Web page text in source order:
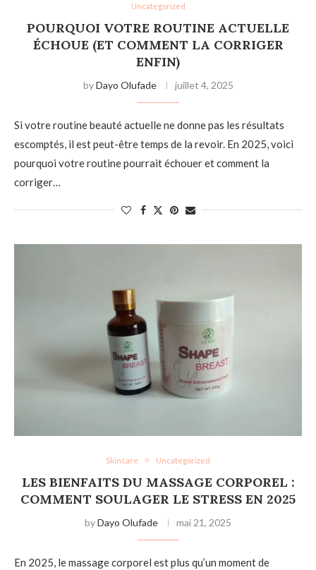
Uncategorized
POURQUOI VOTRE ROUTINE ACTUELLE
ÉCHOUE (ET COMMENT LA CORRIGER
ENFIN)
byDayo Olufade juillet 4, 2025
Si votre routine beauté actuelle ne donne pas les résultats
escomptés, il est peut-être temps de la revoir. En 2025, voici
pourquoi votre routine pourrait échouer et comment la
corriger…
Skincare Uncategorized
LES BIENFAITS DU MASSAGE CORPOREL :
COMMENT SOULAGER LE STRESS EN 2025
byDayo Olufade mai 21, 2025
En 2025, le massage corporel est plus qu’un moment de